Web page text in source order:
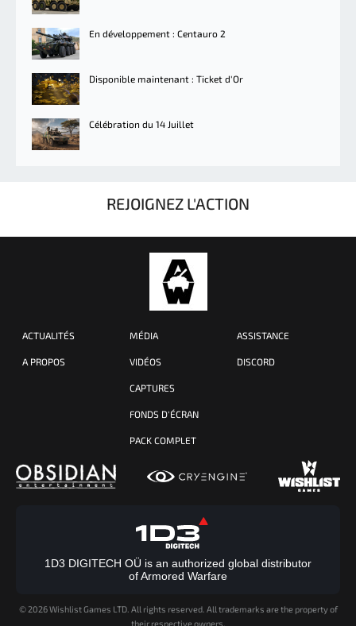
En développement : Centauro 2
Disponible maintenant : Ticket d'Or
Célébration du 14 Juillet
REJOIGNEZ L'ACTION
ACTUALITÉS
A PROPOS
MÉDIA
VIDÉOS
CAPTURES
FONDS D'ÉCRAN
PACK COMPLET
ASSISTANCE
DISCORD
1D3 DIGITECH OÜ is an authorized global distributor
of Armored Warfare
© 2026 Wishlist Games LTD. All rights reserved. All trademarks are the property of
their respective owners.